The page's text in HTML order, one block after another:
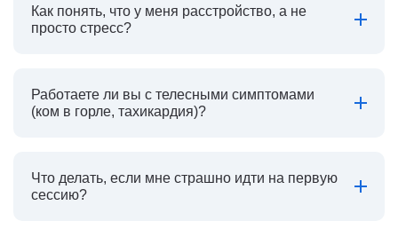
Как понять, что у меня расстройство, а не
просто стресс?
Работаете ли вы с телесными симптомами
(ком в горле, тахикардия)?
Что делать, если мне страшно идти на первую
сессию?